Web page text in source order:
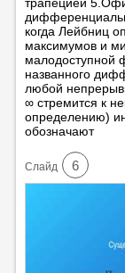
когда Лейбниц
максимумов и
малодоступной
названного
любой
∞ стремится к
определению)
обозначают
Cлайд 6